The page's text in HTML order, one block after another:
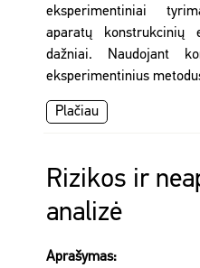
eksperimentiniai
aparatų konstrukcinių
dažniai. Naudojant
eksperimentinius
Plačiau
Rizikos ir
analizė
Aprašymas: